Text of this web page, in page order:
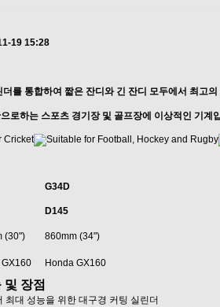
19 15:28
를 통합하여 짧은 잔디와 긴 잔디 모두에서 최고
로하는 스포츠 경기장 및 골프장에 이상적인 기계
G34D
D145
(30") 860mm (34")
Honda GX160
및 장점
최대 성능을 위한 대구경 커팅 실린더